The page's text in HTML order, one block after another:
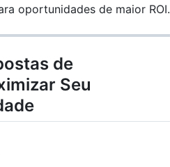
oportunidades de maior ROI.
de
Seu